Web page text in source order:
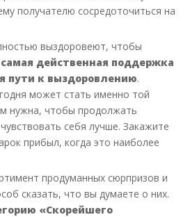
получателю сосредоточиться на
выздоровеют, чтобы
самая действенная поддержка
пути к выздоровлению.
может стать именно той
нужна, чтобы продолжать
себя лучше. Закажите
прибыл, когда это наиболее
продуманных сюрпризов и
сказать, что вы думаете о них.
«Скорейшего